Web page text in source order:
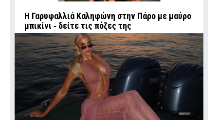
Η Γαρυφαλλιά Καληφώνη στην Πάρο με μαύρο
μπικίνι ‑ δείτε τις πόζες της